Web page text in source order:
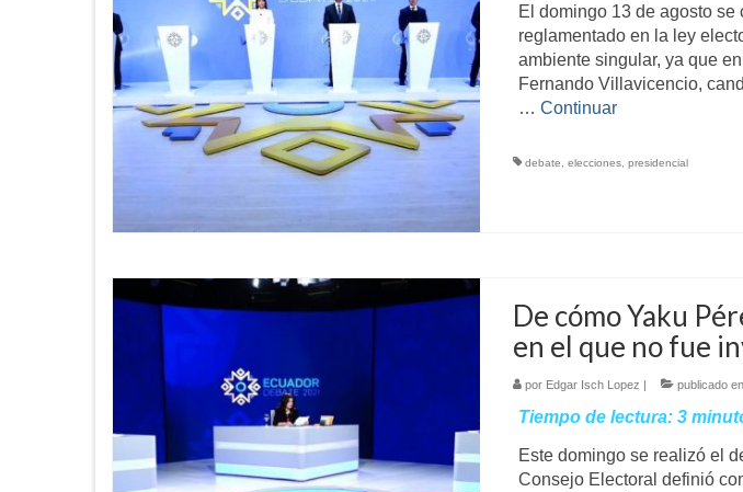
El domingo 13 de agosto
reglamentado en la ley
ambiente singular, ya que
Fernando Villavicencio,
… Continuar
debate elecciones, presidencial
De cómo Yaku
en el que no fue
por Edgar Isch Lopez | publicado
Tiempo de lectura: 3
Este domingo se realizó el
Consejo Electoral definió